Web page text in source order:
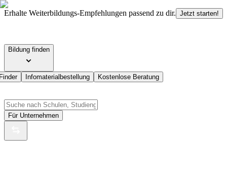
Erhalte Weiterbildungs-Empfehlungen passend zu dir. Jetzt starten!
Bildung finden
Infomaterialbestellung Kostenlose Beratung
Für Unternehmen